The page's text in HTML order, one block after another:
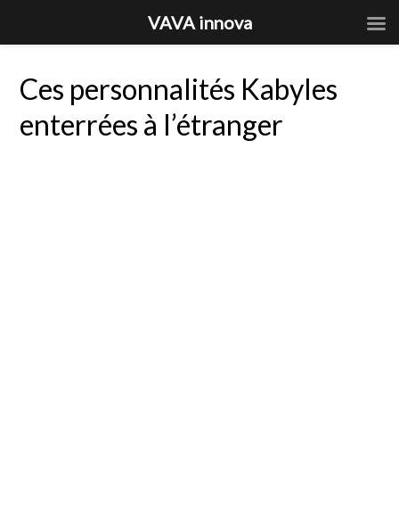
Ces personnalités Kabyles
enterrées à l’étranger
VAVA innova